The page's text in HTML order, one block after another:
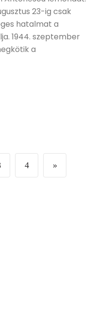
23-ig csak
hatalmat a
1944. szeptember
a
4 »